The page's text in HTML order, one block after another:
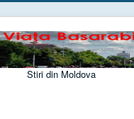
Stiri din Moldova